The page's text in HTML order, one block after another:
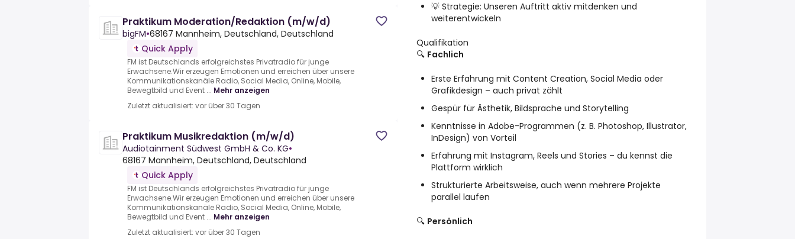
Praktikum Moderation/Redaktion (m/w/d)
bigFM•68167 Mannheim, Deutschland, Deutschland
Quick Apply
FM ist Deutschlands erfolgreichstes Privatradio für junge
Erwachsene.Wir erzeugen Emotionen und erreichen über unsere
Kommunikationskanäle Radio, Social Media, Online, Mobile,
Bewegtbild und Event ... Mehr anzeigen
Zuletzt aktualisiert: vor über 30 Tagen
Praktikum Musikredaktion (m/w/d)
Audiotainment Südwest GmbH & Co. KG•
68167 Mannheim, Deutschland, Deutschland
Quick Apply
FM ist Deutschlands erfolgreichstes Privatradio für junge
Erwachsene.Wir erzeugen Emotionen und erreichen über unsere
Kommunikationskanäle Radio, Social Media, Online, Mobile,
Bewegtbild und Event ... Mehr anzeigen
Zuletzt aktualisiert: vor über 30 Tagen
💡 Strategie: Unseren Auftritt aktiv mitdenken und
weiterentwickeln
Qualifikation
🔍 Fachlich
Erste Erfahrung mit Content Creation, Social Media oder
Grafikdesign – auch privat zählt
Gespür für Ästhetik, Bildsprache und Storytelling
Kenntnisse in Adobe-Programmen (z. B. Photoshop, Illustrator,
InDesign) von Vorteil
Erfahrung mit Instagram, Reels und Stories – du kennst die
Plattform wirklich
Strukturierte Arbeitsweise, auch wenn mehrere Projekte
parallel laufen
🔍 Persönlich